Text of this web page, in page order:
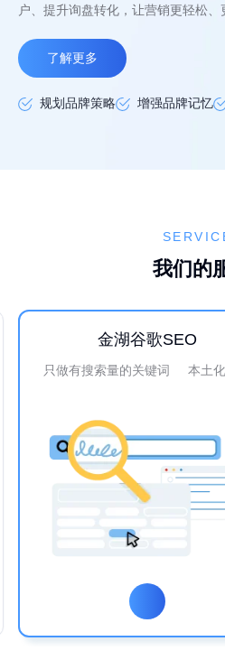
户、提升询盘转化，让营销更轻松、
了解更多
规划品牌策略 增强品牌记忆
我们的
金湖谷歌SEO
只做有搜索量的关键词 本土